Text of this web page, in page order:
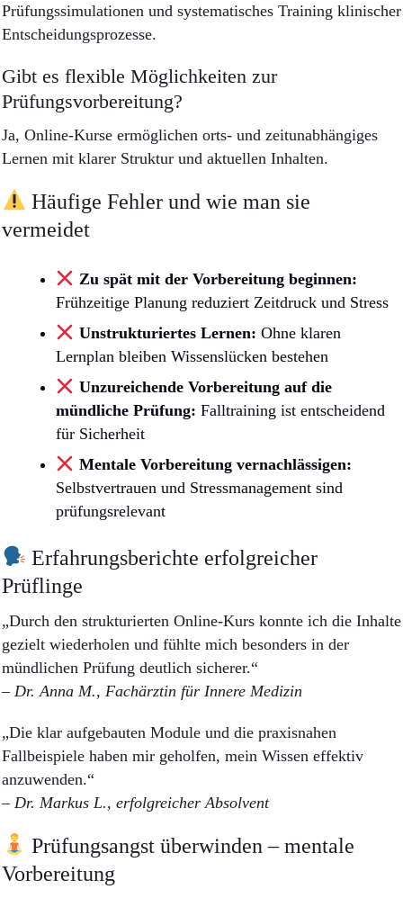
Prüfungssimulationen und systematisches Training klinischer
Entscheidungsprozesse.
Gibt es flexible Möglichkeiten zur
Prüfungsvorbereitung?
Ja, Online-Kurse ermöglichen orts- und zeitunabhängiges
Lernen mit klarer Struktur und aktuellen Inhalten.
Häufige Fehler und wie man sie
vermeidet
Zu spät mit der Vorbereitung beginnen:
Frühzeitige Planung reduziert Zeitdruck und Stress
Unstrukturiertes Lernen: Ohne klaren
Lernplan bleiben Wissenslücken bestehen
Unzureichende Vorbereitung auf die
mündliche Prüfung: Falltraining ist entscheidend
für Sicherheit
Mentale Vorbereitung vernachlässigen:
Selbstvertrauen und Stressmanagement sind
prüfungsrelevant
Erfahrungsberichte erfolgreicher
Prüflinge
„Durch den strukturierten Online-Kurs konnte ich die Inhalte
gezielt wiederholen und fühlte mich besonders in der
mündlichen Prüfung deutlich sicherer.“
– Dr. Anna M., Fachärztin für Innere Medizin
„Die klar aufgebauten Module und die praxisnahen
Fallbeispiele haben mir geholfen, mein Wissen effektiv
anzuwenden.“
– Dr. Markus L., erfolgreicher Absolvent
Prüfungsangst überwinden – mentale
Vorbereitung